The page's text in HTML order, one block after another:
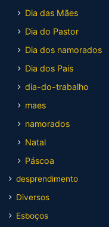
Dia das Mães
Dia do Pastor
Dia dos namorados
Dia dos Pais
dia-do-trabalho
maes
namorados
Natal
Páscoa
desprendimento
Diversos
Esboços